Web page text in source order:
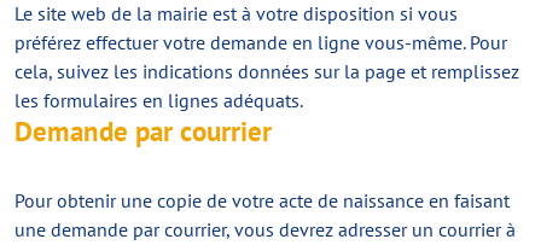
Le site web de la mairie est à votre disposition si vous
préférez effectuer votre demande en ligne vous-même. Pour
cela, suivez les indications données sur la page et remplissez
les formulaires en lignes adéquats.
Demande par courrier
Pour obtenir une copie de votre acte de naissance en faisant
une demande par courrier, vous devrez adresser un courrier à